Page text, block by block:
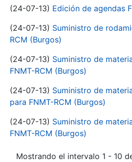
(24-07-13) Edición de agendas
(24-07-13) Suministro de
RCM (Burgos)
(24-07-13) Suministro de
FNMT-RCM (Burgos)
(24-07-13) Suministro de
para FNMT-RCM (Burgos)
(24-07-13) Suministro de
FNMT-RCM (Burgos)
Mostrando el intervalo 1 - 10